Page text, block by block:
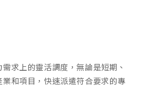
求上的靈活調度，無論是短期、
和項目，快速派遣符合要求的專